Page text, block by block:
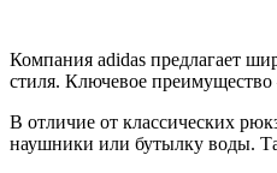
Компания adidas предлагает
стиля. Ключевое преимущество
В отличие от классических
наушники или бутылку воды.